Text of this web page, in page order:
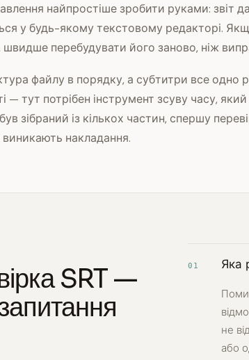
найпростіше зробити руками: звіт
у будь-якому текстовому редакторі.
швидше перебудувати його заново, ніж
файлу в порядку, а субтитри все одно
— тут потрібен інструмент зсуву часу,
зібраний із кількох частин, спершу
виникають накладання.
SRT —
01 Яка
не
або